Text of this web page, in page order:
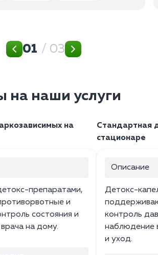
01 / 03
на наши услуги
на
препаратами,
и
состояния и
на дому.
Стандартная
стационаре
Описание
Детокс-
контроль
наблюдение
и уход.